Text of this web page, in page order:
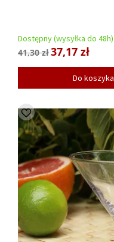
Dostępny (wysyłka do 48h)
41,30 zł37,17 zł
Do koszyka